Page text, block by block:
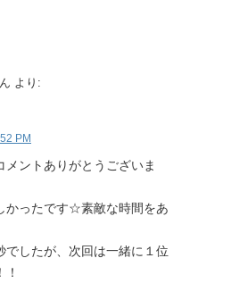
より:
PM
メントありがとうございま
かったです☆素敵な時間をあ
でしたが、次回は一緒に１位